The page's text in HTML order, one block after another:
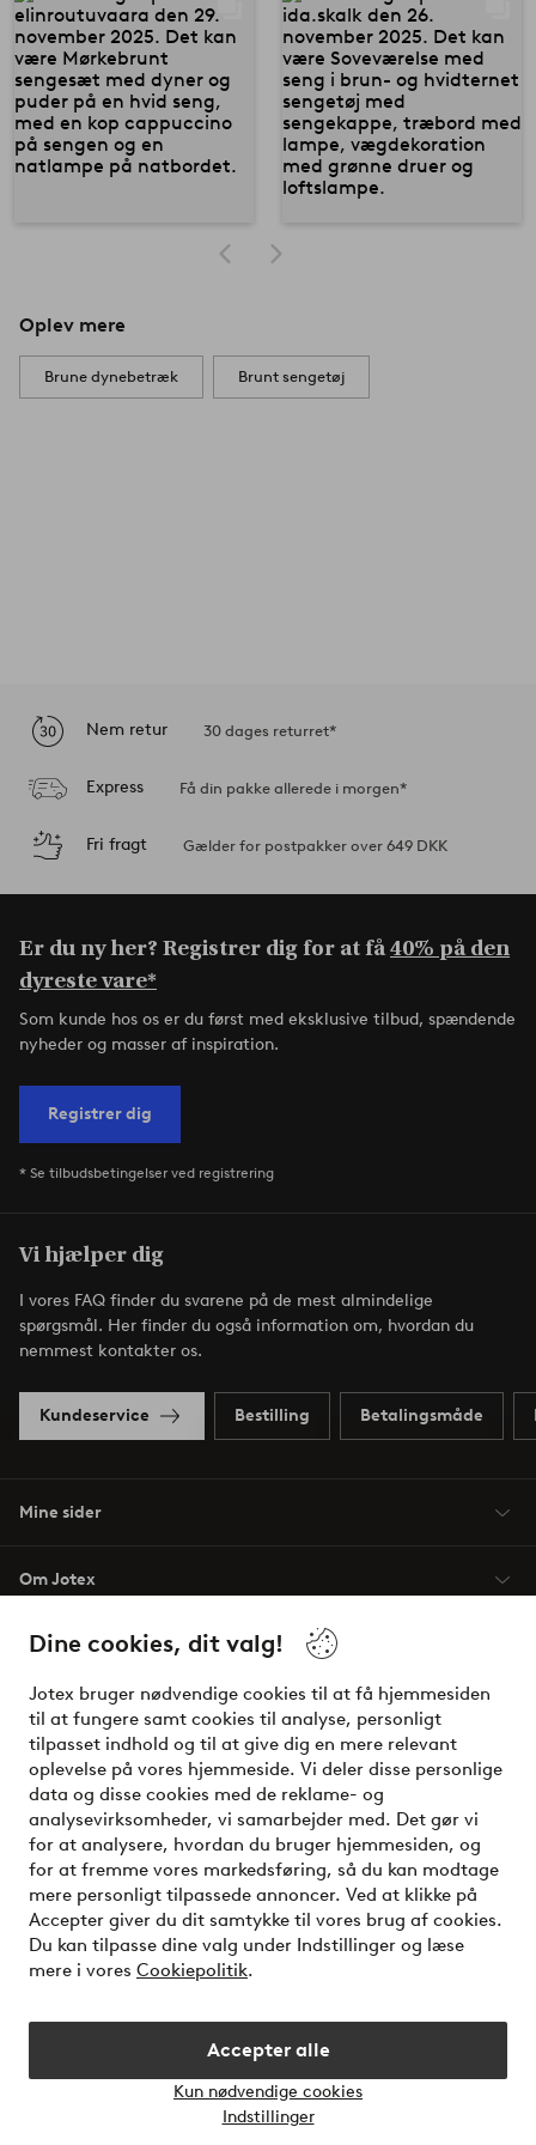
Dine cookies, dit valg!
Jotex bruger nødvendige cookies til at få hjemmesiden
til at fungere samt cookies til analyse, personligt
tilpasset indhold og til at give dig en mere relevant
oplevelse på vores hjemmeside. Vi deler disse personlige
data og disse cookies med de reklame- og
analysevirksomheder, vi samarbejder med. Det gør vi
for at analysere, hvordan du bruger hjemmesiden, og
for at fremme vores markedsføring, så du kan modtage
mere personligt tilpassede annoncer. Ved at klikke på
Accepter giver du dit samtykke til vores brug af cookies.
Du kan tilpasse dine valg under Indstillinger og læse
mere i vores Cookiepolitik.
Accepter alle
Kun nødvendige cookies
Indstillinger
Oplev mere
Brune dynebetræk Brunt sengetøj
Nem retur 30 dages returret*
Express Få din pakke allerede i morgen*
Fri fragt Gælder for postpakker over 649 DKK
Er du ny her? Registrer dig for at få40% på den
dyreste vare*
Som kunde hos os er du først med eksklusive tilbud, spændende
nyheder og masser af inspiration.
Registrer dig
* Se tilbudsbetingelser ved registrering
Vi hjælper dig
I vores FAQ finder du svarene på de mest almindelige
spørgsmål. Her finder du også information om, hvordan du
nemmest kontakter os.
Kundeservice Bestilling Betalingsmåde
Mine sider
Om Jotex
Vilkår
Venner
Sikre betalinger - betal nu eller del op
Vil du vide mere om vores betalingsmuligheder?
elpy